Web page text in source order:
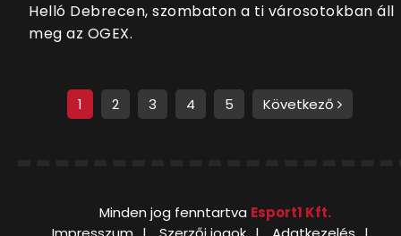
Helló Debrecen, szombaton a ti városotokban áll
meg az OGEX.
1 2 3 4 5 Következő
Minden jog fenntartva Esport1 Kft.